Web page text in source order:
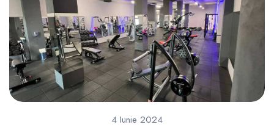
4 Iunie 2024